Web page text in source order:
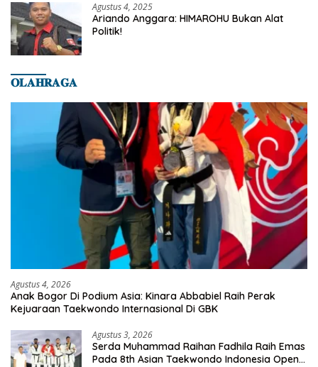
Agustus 4, 2025
Ariando Anggara: HIMAROHU Bukan Alat
Politik!
𝐎𝐋𝐀𝐇𝐑𝐀𝐆𝐀
Agustus 4, 2026
Anak Bogor Di Podium Asia: Kinara Abbabiel Raih Perak
Kejuaraan Taekwondo Internasional Di GBK
Agustus 3, 2026
Serda Muhammad Raihan Fadhila Raih Emas
Pada 8th Asian Taekwondo Indonesia Open